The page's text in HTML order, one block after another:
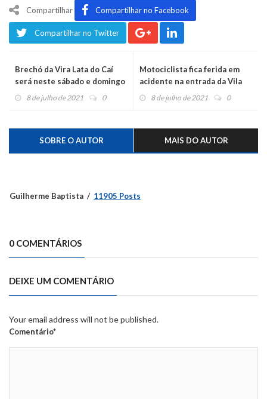
Compartilhar Compartilhar no Facebook
Compartilhar no Twitter
Brechó da Vira Lata do Caí
será neste sábado e domingo
8 de julho de 2021 0
Motociclista fica ferida em
acidente na entrada da Vila
Esperança
8 de julho de 2021 0
SOBRE O AUTOR MAIS DO AUTOR
Guilherme Baptista 11905 Posts
0 COMENTÁRIOS
DEIXE UM COMENTÁRIO
Your email address will not be published.
Comentário*